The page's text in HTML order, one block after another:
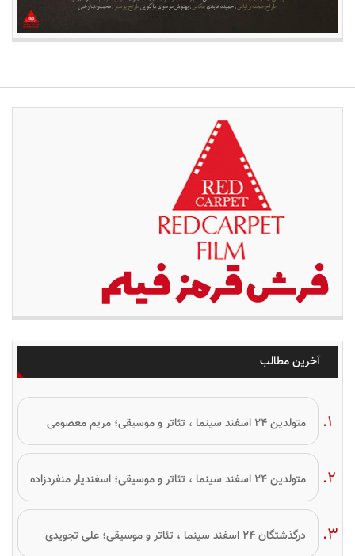
آخرین مطالب
متولدین ۲۴ اسفند سینما ، تئاتر و موسیقی؛ مریم معصومی
متولدین ۲۴ اسفند سینما ، تئاتر و موسیقی؛ اسفندیار منفردزاده
درگذشتگان ۲۴ اسفند سینما ، تئاتر و موسیقی؛ علی تجویدی